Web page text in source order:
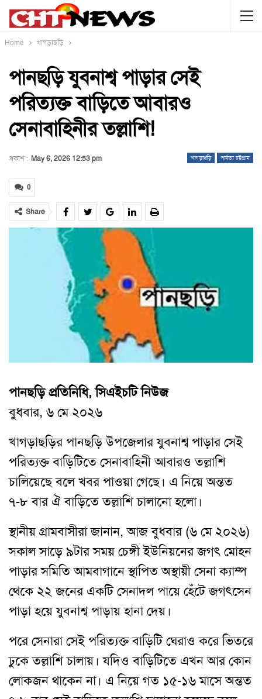
Home খাগড়াছড়ি
পানছড়ি যুবনাশ্ব পাড়ার সেই
পরিত্যক্ত বাড়িতে আবারও
সেনাবাহিনীর তল্লাশি!
খাগড়াছড়ি পার্বত্য চট্টগ্রাম
প্রকাশ : May 6, 2026 12:53 pm
0
Share
পানছড়ি প্রতিনিধি, সিএইচটি নিউজ
বুধবার, ৬ মে ২০২৬
খাগড়াছড়ির পানছড়ি উপজেলার যুবনাশ্ব পাড়ার সেই
পরিত্যক্ত বাড়িটিতে সেনাবাহিনী আবারও তল্লাশি
চালিয়েছে বলে খবর পাওয়া গেছে। এ নিয়ে অন্তত
৭-৮ বার ঐ বাড়িতে তল্লাশি চালানো হলো।
স্থানীয় গ্রামবাসীরা জানান, আজ বুধবার (৬ মে ২০২৬)
সকাল সাড়ে ৯টার সময় চেঙ্গী ইউনিয়নের জগৎ মোহন
পাড়ার সমিতি আমবাগানে স্থাপিত অস্থায়ী সেনা ক্যাম্প
থেকে ২২ জনের একটি সেনাদল পায়ে হেঁটে জগৎসেন
পাড়া হয়ে যুবনাশ্ব পাড়ায় হানা দেয়।
পরে সেনারা সেই পরিত্যক্ত বাড়িটি ঘেরাও করে ভিতরে
ঢুকে তল্লাশি চালায়। যদিও বাড়িটিতে এখন আর কোন
লোকজন থাকেন না। এ নিয়ে গত ১৫-১৬ মাসে অন্তত